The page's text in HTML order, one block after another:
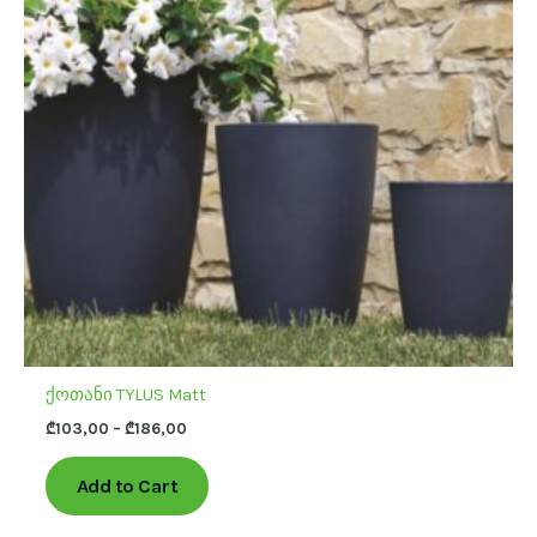
ქოთანი TYLUS Matt
₾103,00 – ₾186,00
Add to Cart
variants.
The
options
may
be
chosen
on
the
product
page